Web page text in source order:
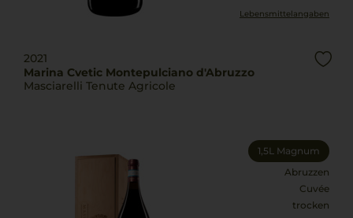
Lebensmittel­angaben
2021
Marina Cvetic Montepulciano d'Abruzzo
Masciarelli Tenute Agricole
1,5L Magnum
Abruzzen
Cuvée
trocken